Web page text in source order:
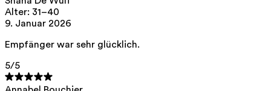
Alter: 31–40
9. Januar 2026
Empfänger war sehr glücklich.
5/5